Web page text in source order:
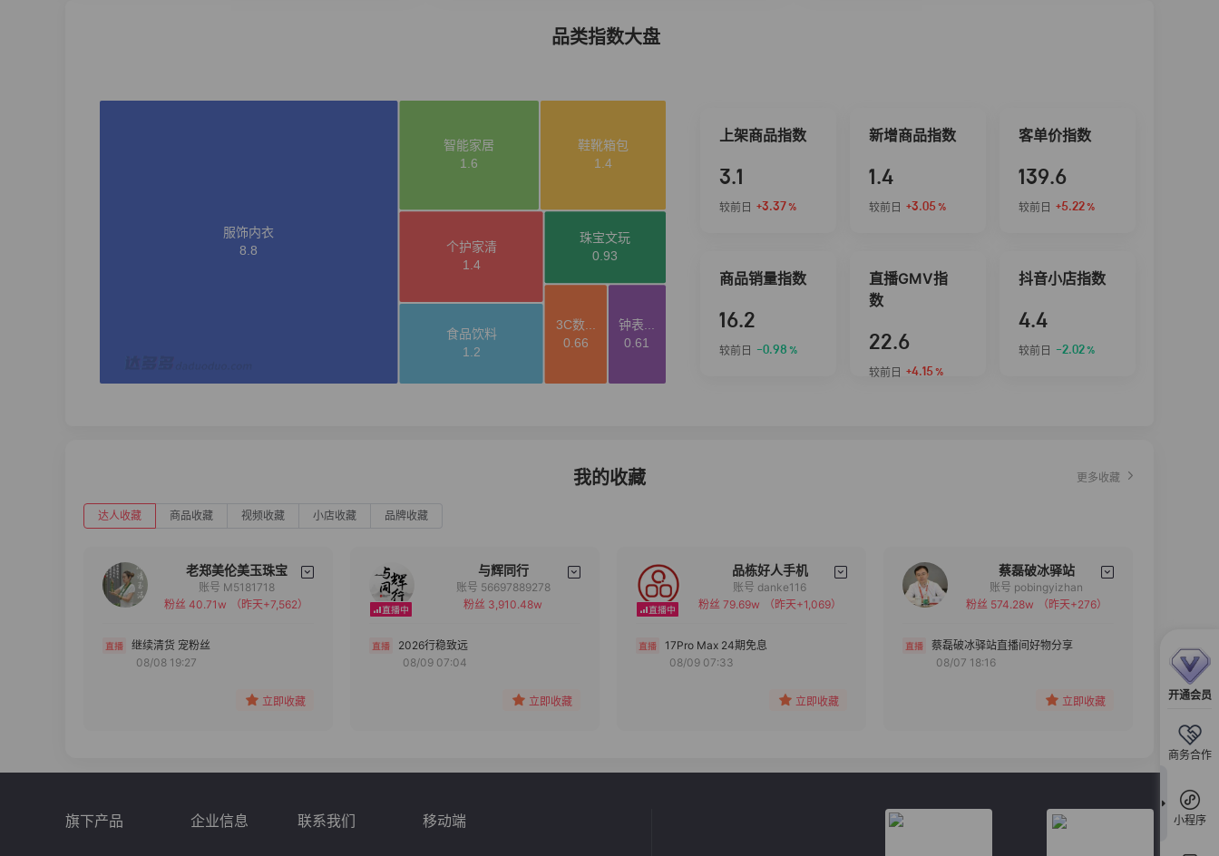
开通会员
商务合作
小程序
品类指数大盘
上架商品指数
3.1
较前日 +3.37%
新增商品指数
1.4
较前日 +3.05 %
客单价指数
139.6
较前日 +5.22%
商品销量指数
16.2
较前日 -0.98 %
直播GMV指
数
22.6
较前日 +4.15 %
抖音小店指数
4.4
较前日 -2.02%
我的收藏 更多收藏
达人收藏 商品收藏 视频收藏 小店收藏 品牌收藏
老郑美伦美玉珠宝
备注
账号 M5181718
粉丝 40.71w
（昨天+7,562）
继续清货 宠粉丝
08/08 19:27
立即收藏
与辉同行
备注
账号 56697889278
粉丝 3,910.48w
2026行稳致远
08/09 07:04
立即收藏
品栋好人手机
备注
分组
账号 danke116
粉丝 79.69w
（昨天+1,069）
17Pro Max 24期免息
08/09 07:33
立即收藏
蔡磊破冰驿站
备注
分组
账号 pobingyizhan
粉丝 574.28w
（昨天+276）
蔡磊破冰驿站直播间好物分享
08/07 18:16
立即收藏
旗下产品 企业信息 联系我们 移动端